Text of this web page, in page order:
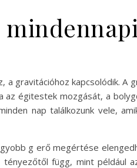
gravitációhoz kapcsolódik. A
az égitestek mozgását, a
nap találkozunk vele,
g erő megértése
függ, mint például